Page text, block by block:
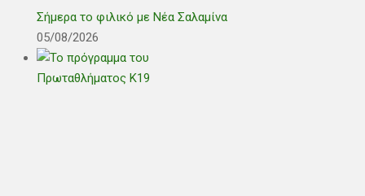
Σήμερα το φιλικό με Νέα Σαλαμίνα
05/08/2026